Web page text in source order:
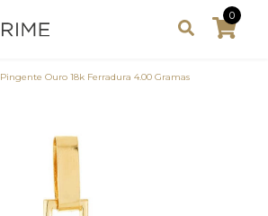
0
Pingente Ouro 18k Ferradura 4.00 Gramas